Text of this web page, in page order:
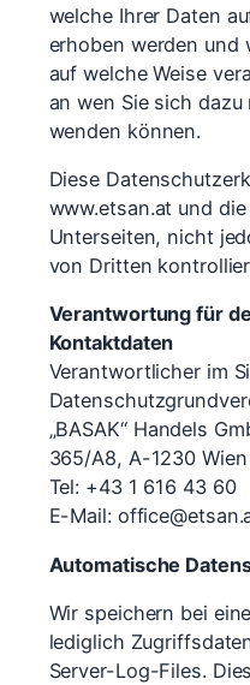
welche Ihrer Daten
erhoben werden und
auf welche Weise
an wen Sie sich
wenden können.
Diese
www.etsan.at und
Unterseiten, nicht
von Dritten
Verantwortung für
Kontaktdaten
Verantwortlicher im
„BASAK“ Handels
365/A8, A-1230 Wien
Tel: +43 1 616 43 60
E-Mail:
Automatische
Wir speichern bei
lediglich
Server-Log-Files.